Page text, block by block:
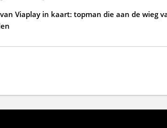
Viaplay in kaart: topman die aan de wieg